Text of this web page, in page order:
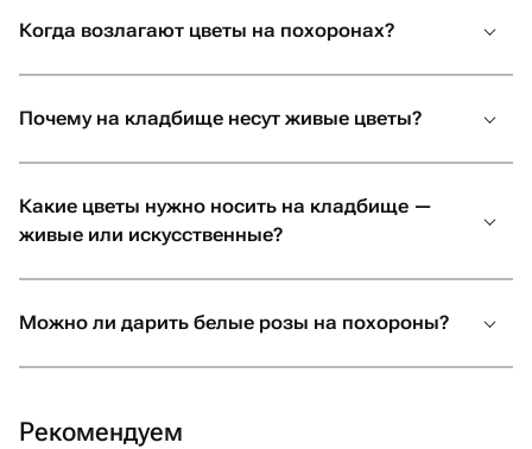
Когда возлагают цветы на похоронах?
Почему на кладбище несут живые цветы?
Какие цветы нужно носить на кладбище —
живые или искусственные?
Можно ли дарить белые розы на похороны?
Рекомендуем